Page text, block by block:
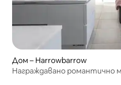
Дом – Harrowbarrow
Награждавано романтично